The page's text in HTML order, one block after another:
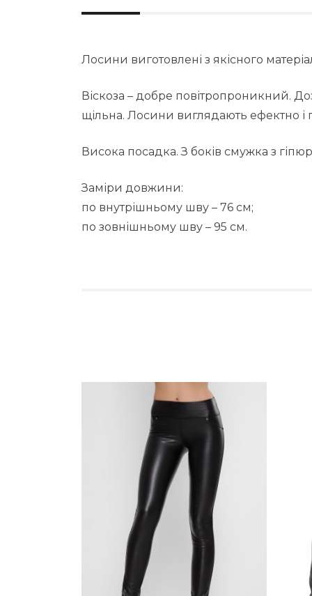
Лосини виготовлені з якісного
Віскоза – добре повітропроникний.
щільна. Лосини виглядають ефектно і
Висока посадка. З боків смужка з
Заміри довжини:
по внутрішньому шву – 76 см;
по зовнішньому шву – 95 см.